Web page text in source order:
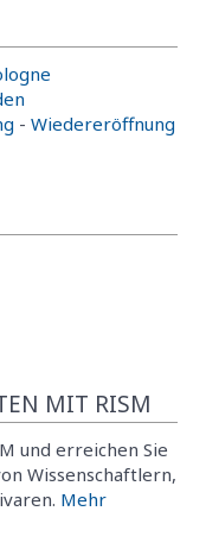
- Wiedereröffnung
MIT RISM
und erreichen Sie
Wissenschaftlern,
Mehr